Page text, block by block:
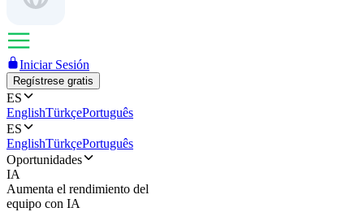
Iniciar Sesión
Regístrese gratis
ES
EnglishTürkçePortuguês
ES
EnglishTürkçePortuguês
Oportunidades
IA
Aumenta el rendimiento del
equipo con IA